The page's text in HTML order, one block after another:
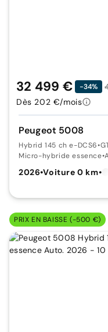
Peugeot 5008
Hybrid 145 ch e-DCS6•
Micro-hybride essence•
2026•Voiture 0 km•
32 499 € -34%
Dès 202 €/mois
PRIX EN BAISSE (-500 €)